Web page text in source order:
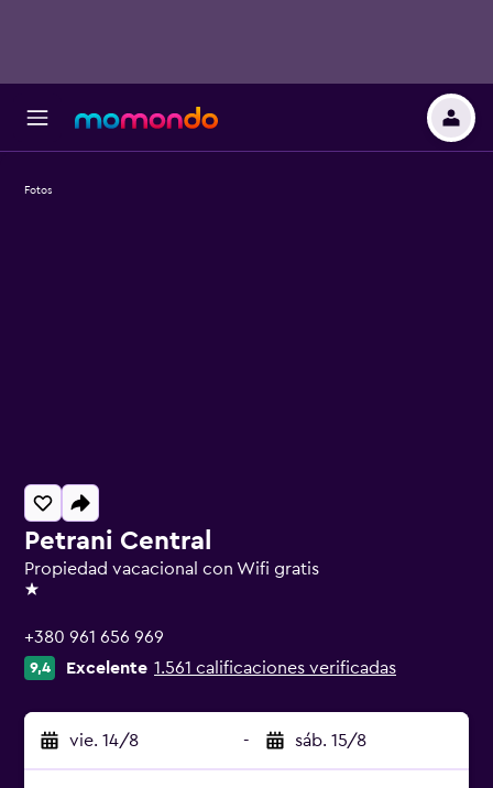
Petrani Central
Propiedad vacacional con Wifi gratis
1 estrella
+380 961 656 969
9,4 Excelente 1.561 calificaciones verificadas
vie. 14/8 - sáb. 15/8
Fotos